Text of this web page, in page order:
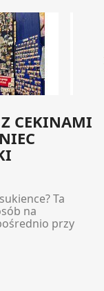
CEKINAMI
Ta
na
przy